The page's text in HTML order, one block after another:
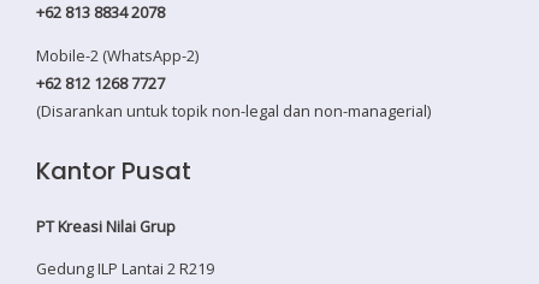
+62 813 8834 2078
Mobile-2 (WhatsApp-2)
+62 812 1268 7727
(Disarankan untuk topik non-legal dan non-managerial)
Kantor Pusat
PT Kreasi Nilai Grup
Gedung ILP Lantai 2 R219